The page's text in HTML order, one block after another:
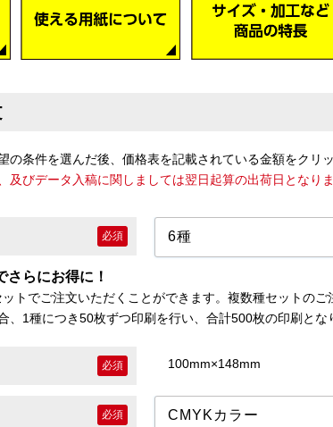
の条件を選んだ後、価格表を記載されている金額をクリ
びデータ入稿に関しましては翌日起算の出荷日となりま
必須
さらにお得に！
トでご注文いただくことができます。複数種セットのご
1種につき50枚ずつ印刷を行い、合計500枚の印刷とな
必須 100mm×148mm
必須